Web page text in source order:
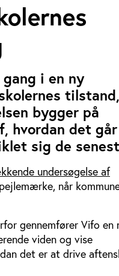
i en ny
bygger på
hvordan det
sig de
undersøgelse af
når
gennemfører Vifo en
viden og vise
det er at drive